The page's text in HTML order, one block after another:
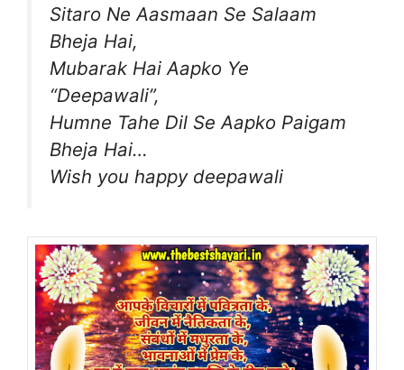
Sitaro Ne Aasmaan Se Salaam
Bheja Hai,
Mubarak Hai Aapko Ye
“Deepawali”,
Humne Tahe Dil Se Aapko Paigam
Bheja Hai…
Wish you happy deepawali